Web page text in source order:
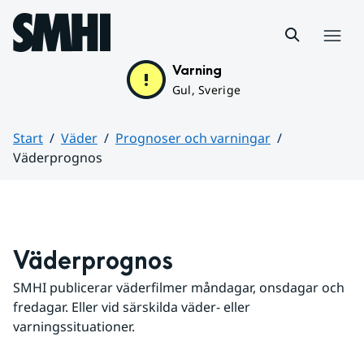
Hoppa till sidans innehåll
Varning
Gul, Sverige
Start Väder
Prognoser och varningar
Väderprognos
Väderprognos
SMHI publicerar väderfilmer måndagar, onsdagar och
fredagar. Eller vid särskilda väder- eller
varningssituationer.